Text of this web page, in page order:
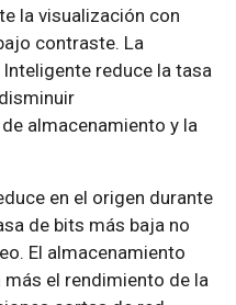
la visualización con
contraste. La
reduce la tasa
almacenamiento y la
en el origen durante
de bits más baja no
El almacenamiento
el rendimiento de la